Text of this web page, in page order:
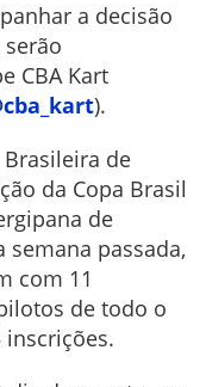
a decisão
CBA Kart
).
de
da Copa Brasil
de
semana passada,
com 11
de todo o